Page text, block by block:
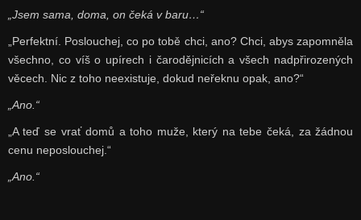
„Jsem sama, doma, on čeká v baru…“
„Perfektní. Poslouchej, co po tobě chci, ano? Chci, abys zapomněla
všechno, co víš o upírech i čarodějnicích a všech nadpřirozených
věcech. Nic z toho neexistuje, dokud neřeknu opak, ano?“
„Ano.“
„A teď se vrať domů a toho muže, který na tebe čeká, za žádnou
cenu neposlouchej.“
„Ano.“